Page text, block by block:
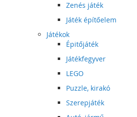
Zenés játék
Játék építőelem
Játékok
Épitőjáték
Játékfegyver
LEGO
Puzzle, kirakó
Szerepjáték